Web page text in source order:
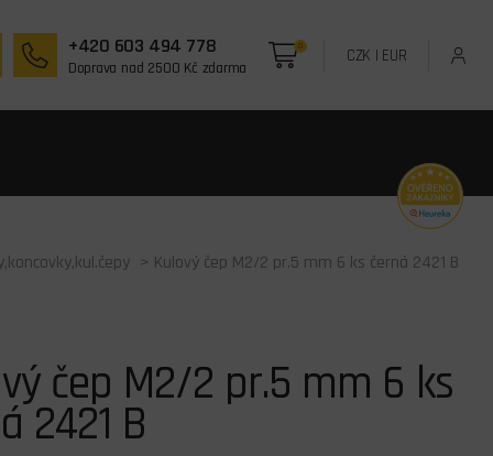
+420 603 494 778
Doprava nad 2500 Kč zdarma
0 CZK | EUR
> Kulový čep M2/2 pr.5 mm 6 ks černá 2421 B
čep M2/2 pr.5 mm 6 ks
2421 B